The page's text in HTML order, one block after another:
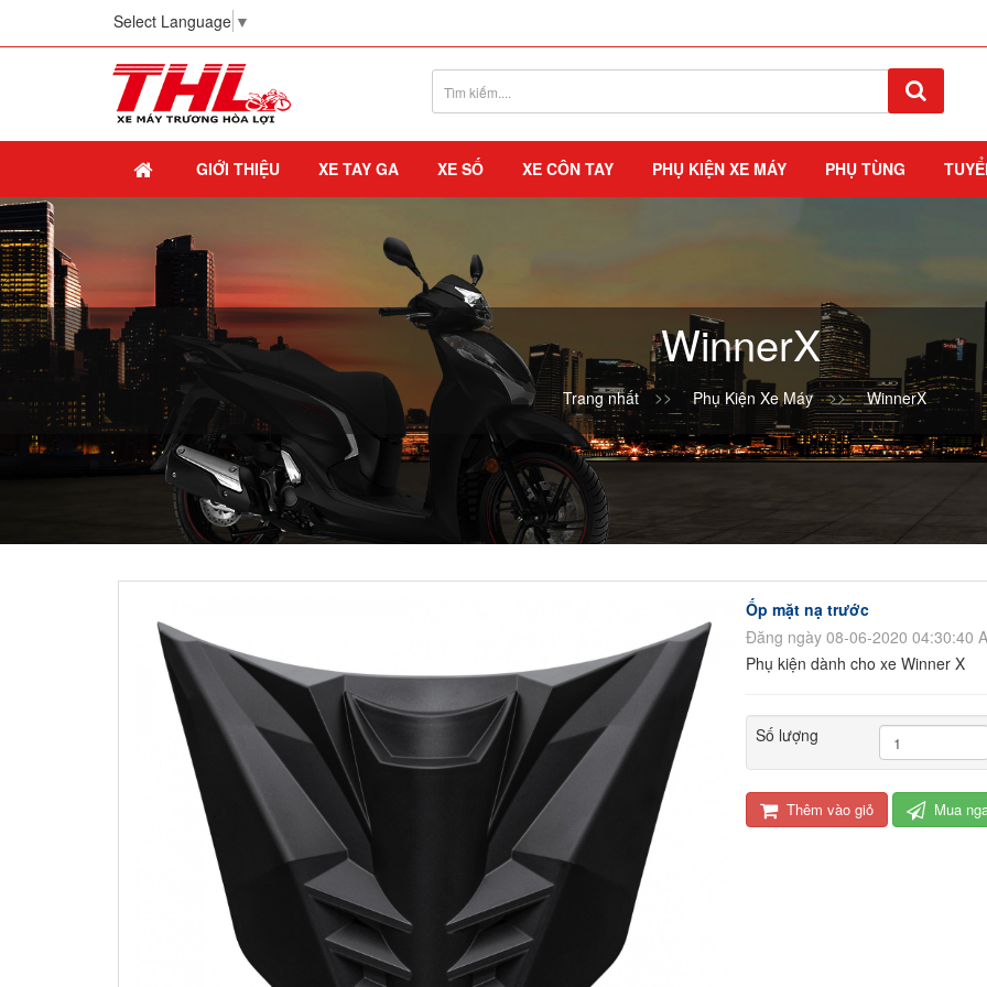
Select Language ▼
GIỚI THIỆU XE TAY GA XE SỐ XE CÔN TAY PHỤ KIỆN XE MÁY PHỤ TÙNG
WinnerX
Trang nhất Phụ Kiện Xe Máy WinnerX
Ốp mặt nạ trước
Đăng ngày 08-06-2020 04:30:40
Phụ kiện dành cho xe Winner X
Số lượng
Thêm vào giỏ Mua